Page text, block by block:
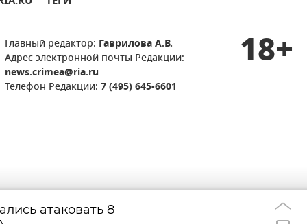
Главный редактор: Гаврилова А.В.
Адрес электронной почты Редакции:
news.crimea@ria.ru
Телефон Редакции: 7 (495) 645-6601
18+
атаковать 8
Где в